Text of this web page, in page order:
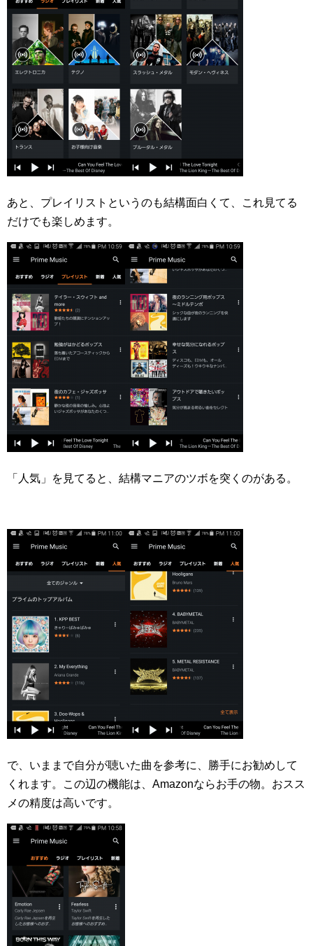
あと、プレイリストというのも結構面白くて、これ見てる
だけでも楽しめます。
「人気」を見てると、結構マニアのツボを突くのがある。
で、いままで自分が聴いた曲を参考に、勝手にお勧めして
くれます。この辺の機能は、Amazonならお手の物。おスス
メの精度は高いです。